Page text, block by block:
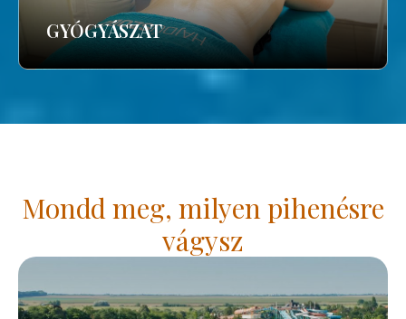
GYÓGYÁSZAT
Mondd meg, milyen pihenésre
vágysz